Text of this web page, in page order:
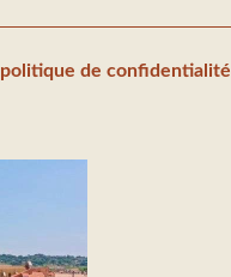
politique de confidentialité